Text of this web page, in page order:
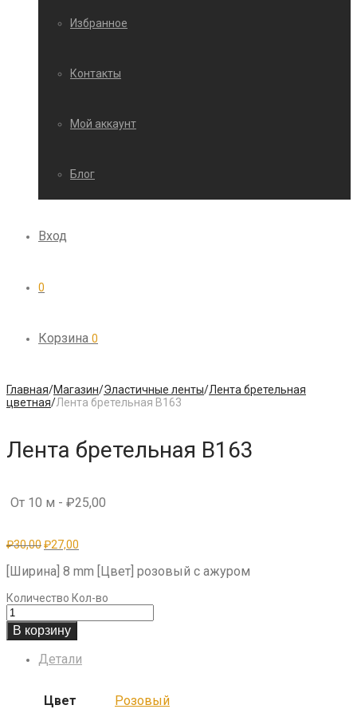
Избранное
Контакты
Мой аккаунт
Блог
Вход
0
Корзина 0
Главная/Магазин/Эластичные ленты/Лента бретельная
цветная/Лента бретельная B163
Лента бретельная B163
От 10 м - ₽25,00
₽30,00Первоначальная
составляла
₽30,00.
₽27,00
₽27,00.
[Ширина] 8 mm [Цвет] розовый с ажуром
Количество Кол-во
В корзину
Детали
Цвет Розовый